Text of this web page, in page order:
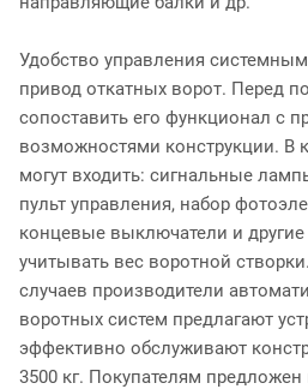
Удобство управления
привод откатных ворот. Перед
сопоставить его функционал с
возможностями конструкции. В
могут входить: сигнальные
пульт управления, набор
концевые выключатели и другие
учитывать вес воротной
случаев производители
воротных систем предлагают
эффективно обслуживают
3500 кг. Покупателям